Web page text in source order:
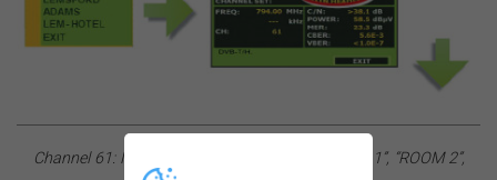
Channel 61: Measurements at test point “ROOM 1”, “ROOM 2”,